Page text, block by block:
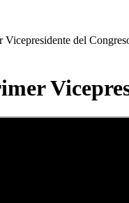
Vicepresidente del